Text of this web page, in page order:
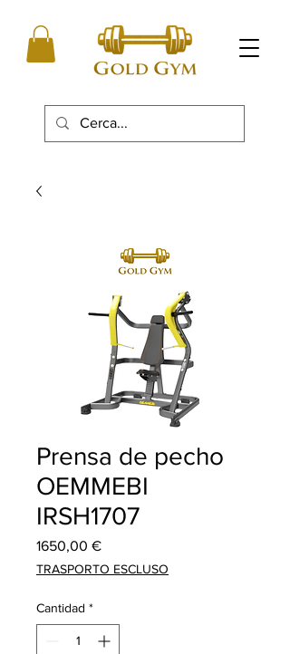
Prensa de pecho
OEMMEBI
IRSH1707
1650,00 €Precio
TRASPORTO ESCLUSO
Cantidad *